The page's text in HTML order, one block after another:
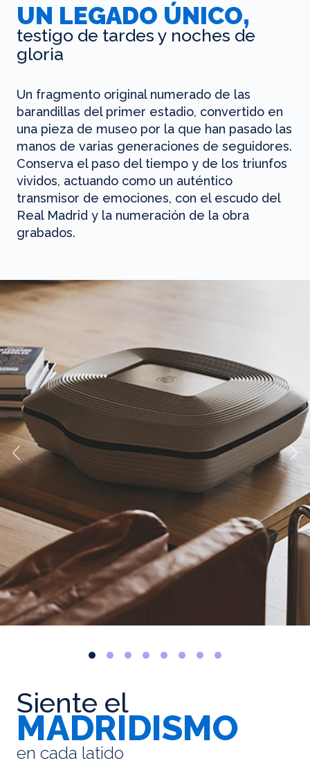
UN LEGADO ÚNICO,
testigo de tardes y noches de
gloria
Un fragmento original numerado de las
barandillas del primer estadio, convertido en
una pieza de museo por la que han pasado las
manos de varias generaciones de seguidores.
Conserva el paso del tiempo y de los triunfos
vividos, actuando como un auténtico
transmisor de emociones, con el escudo del
Real Madrid y la numeración de la obra
grabados.
Siente el
MADRIDISMO
en cada latido